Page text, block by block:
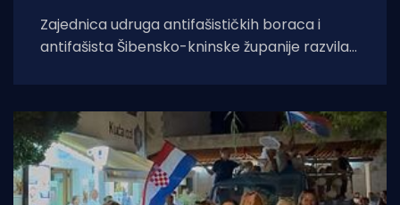
Zajednica udruga antifašističkih boraca i
antifašista Šibensko-kninske županije razvila